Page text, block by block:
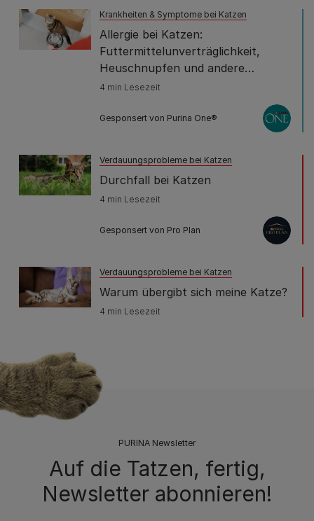
Krankheiten & Symptome bei Katzen
Allergie bei Katzen:
Futtermittelunverträglichkeit,
Heuschnupfen und andere
Allergien
4 min Lesezeit
Gesponsert von Purina One®
Verdauungsprobleme bei Katzen
Durchfall bei Katzen
4 min Lesezeit
Gesponsert von Pro Plan
Verdauungsprobleme bei Katzen
Warum übergibt sich meine Katze?
4 min Lesezeit
PURINA Newsletter
Auf die Tatzen, fertig,
Newsletter abonnieren!